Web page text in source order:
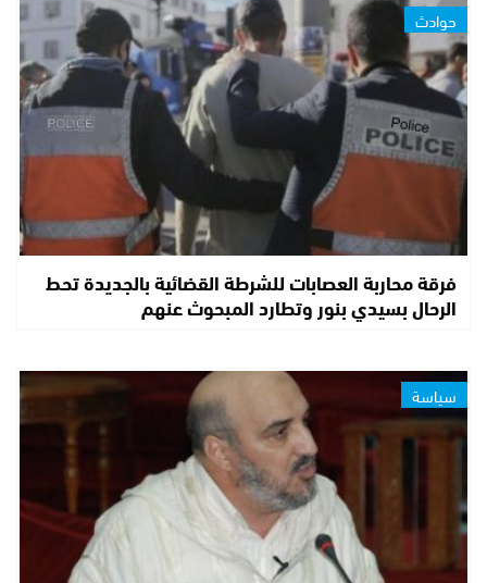
حوادث
فرقة محاربة العصابات للشرطة القضائية بالجديدة تحط
الرحال بسيدي بنور وتطارد المبحوث عنهم
سياسة